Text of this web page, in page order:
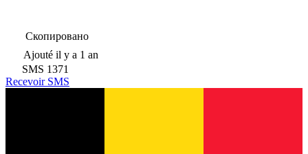
Скопировано
Ajouté il y a 1 an
SMS 1371
Recevoir SMS